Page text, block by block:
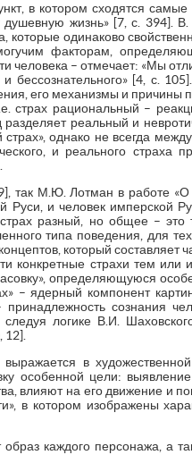
в котором сходятся
жизнь» [7, с. 394]. В.
одинаково
факторам,
человека – отмечает: «Мы
бессознательного» [4, с.
его механизмы и причины
страх рациональный –
реальный и
однако не всегда
и реального страха
так М.Ю. Лотман в работе «О
Руси, и человек имперской
разный, но общее – это
типа поведения, для
который составляет
конкретные страхи тем
определяющуюся
– ядерный компонент
сознания
логике В.И.
в
особенной цели:
влияют на его движение и
в котором изображены
каждого персонажа, а